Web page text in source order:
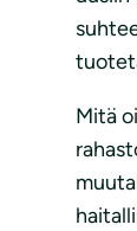
Mitä